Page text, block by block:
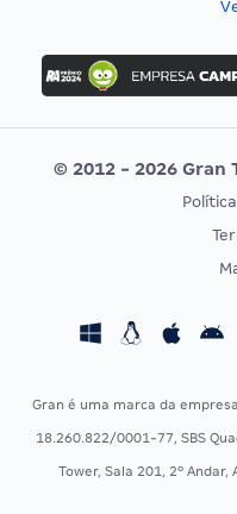
Concurso Nacional Unificado
Concurso Ibama
Concurso MPU
Editais publicados
CONCURSOS POR
Concursos Fiscais
Concursos Saúde
© 2012 - 2026 Gran
Gran é uma marca da empresa
18.260.822/0001-77, SBS
Tower, Sala 201, 2º Andar,